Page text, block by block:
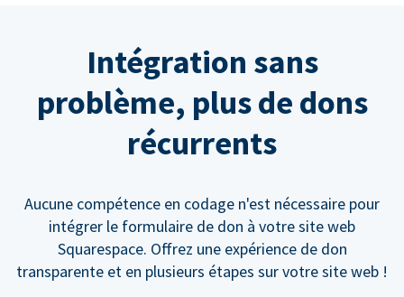
Intégration sans
problème, plus de dons
récurrents
Aucune compétence en codage n'est nécessaire pour
intégrer le formulaire de don à votre site web
Squarespace. Offrez une expérience de don
transparente et en plusieurs étapes sur votre site web !